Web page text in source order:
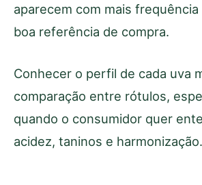
aparecem com mais
boa referência de compra.
Conhecer o perfil de cada uva
comparação entre rótulos,
quando o consumidor quer
acidez, taninos e harmonização.